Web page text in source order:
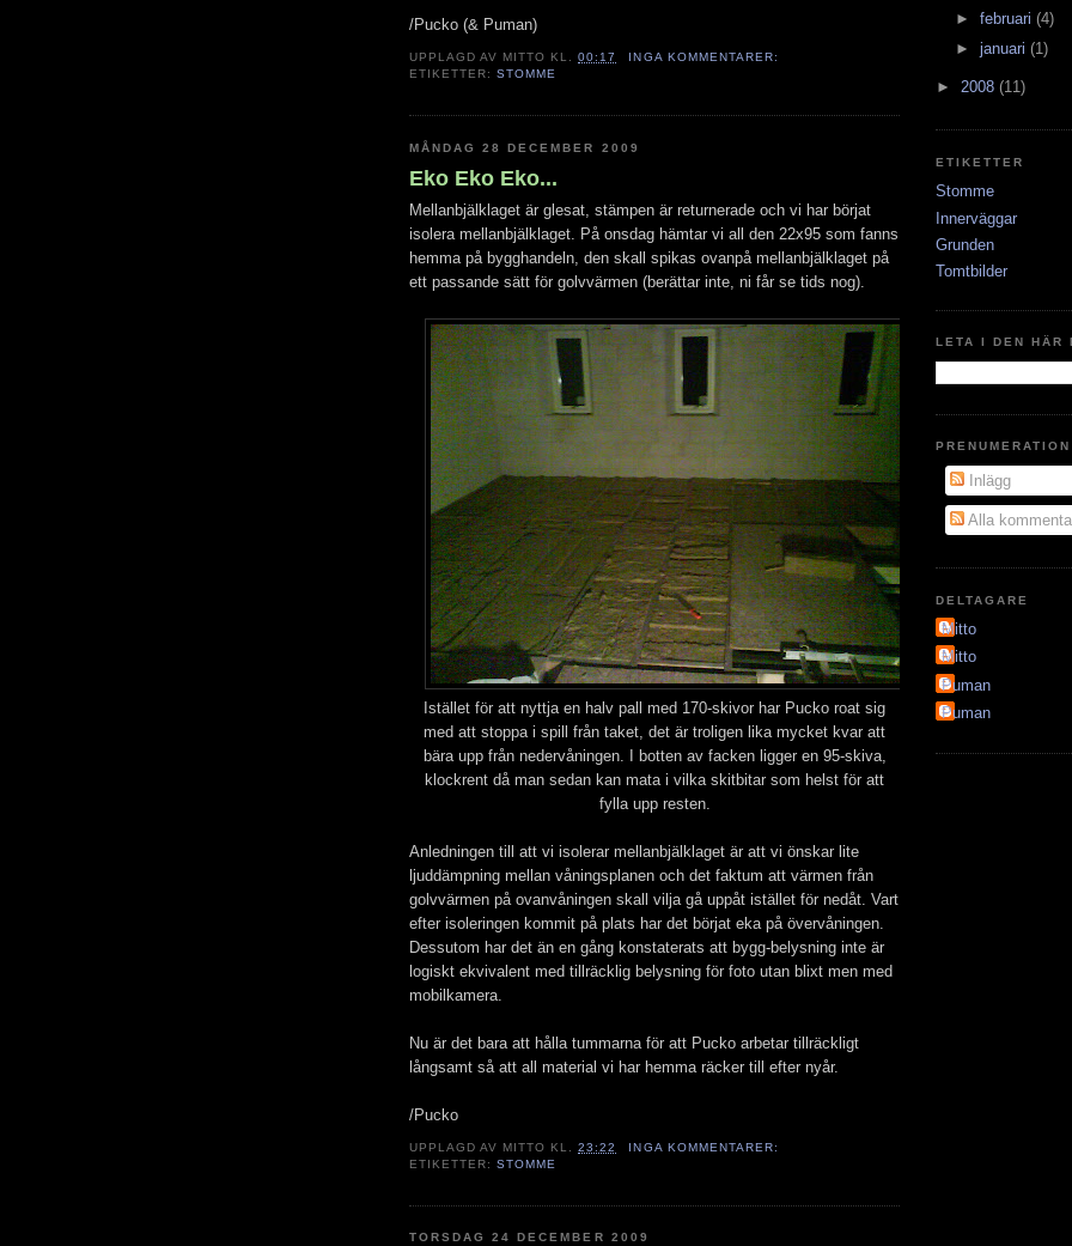
/Pucko (& Puman)
UPPLAGD AV MITTO KL.00:17
INGA KOMMENTARER:
ETIKETTER:STOMME
MÅNDAG 28 DECEMBER 2009
Eko Eko Eko...
Mellanbjälklaget är glesat, stämpen är returnerade och vi har börjat
isolera mellanbjälklaget. På onsdag hämtar vi all den 22x95 som fanns
hemma på bygghandeln, den skall spikas ovanpå mellanbjälklaget på
ett passande sätt för golvvärmen (berättar inte, ni får se tids nog).
Istället för att nyttja en halv pall med 170-skivor har Pucko roat sig
med att stoppa i spill från taket, det är troligen lika mycket kvar att
bära upp från nedervåningen. I botten av facken ligger en 95-skiva,
klockrent då man sedan kan mata i vilka skitbitar som helst för att
fylla upp resten.
Anledningen till att vi isolerar mellanbjälklaget är att vi önskar lite
ljuddämpning mellan våningsplanen och det faktum att värmen från
golvvärmen på ovanvåningen skall vilja gå uppåt istället för nedåt. Vart
efter isoleringen kommit på plats har det börjat eka på övervåningen.
Dessutom har det än en gång konstaterats att bygg-belysning inte är
logiskt ekvivalent med tillräcklig belysning för foto utan blixt men med
mobilkamera.
Nu är det bara att hålla tummarna för att Pucko arbetar tillräckligt
långsamt så att all material vi har hemma räcker till efter nyår.
/Pucko
UPPLAGD AV MITTO KL.23:22
INGA KOMMENTARER:
ETIKETTER:STOMME
TORSDAG 24 DECEMBER 2009
► februari (4)
► januari (1)
► 2008 (11)
ETIKETTER
Stomme
Innerväggar
Grunden
Tomtbilder
LETA I DEN HÄR
PRENUMERATION
Inlägg
Alla
DELTAGARE
Mitto
Mitto
Puman
Puman